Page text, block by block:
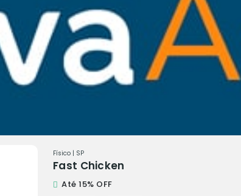
Físico | SP
Fast Chicken
Até 15% OFF